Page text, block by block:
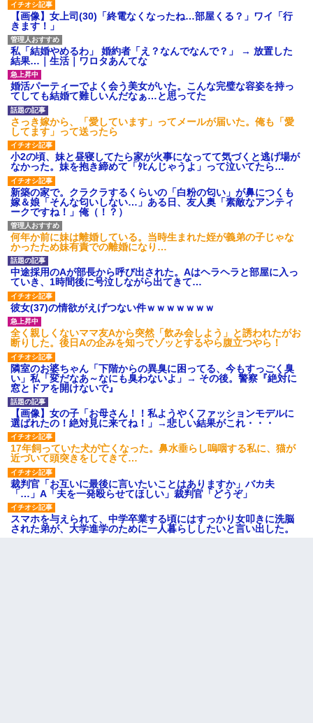
タ
後続車にクラクションを鳴ら
され彼氏が逆切れ。「何クラク
ション鳴らしてんだ！降りてこ
いよ！」と怒鳴りだし...
【衝撃】報酬100万円超の治験
募集がこちらｗｗｗｗｗ(※画像
あり)
【ネット騒然】惨殺されたタ
ワマン頂き女子のこの動画、す
げえええええｗｗｗｗｗｗｗｗ
ｗｗｗ
【愕然】白のクラウン俺氏、
高速道路左車線を制限速度で走
った結果wwwwwwwwwwww
百年の恋12-899 食べた量を
張り合ってくる
【悲報】佐藤輝明・・・２軍
でも盛大にやらかす←あまり悲
しませないでくれ
【画像】女上司(30)「終電なくなったね…部屋くる？」ワイ「行
きます！」
私「結婚やめるわ」 婚約者「え？なんでなんで？」 → 放置した
結果…｜生活｜ワロタあんてな
婚活パーティーでよく会う美女がいた。こんな完璧な容姿を持っ
てしても結婚て難しいんだなぁ…と思ってた
さっき嫁から、「愛しています」ってメールが届いた。俺も「愛
してます」って送ったら
小2の頃、妹と昼寝してたら家が火事になってて気づくと逃げ場が
なかった。妹を抱き締めて「ﾀﾋんじゃうよ」って泣いてたら…
新築の家で。クラクラするくらいの「白粉の匂い」が鼻につくも
嫁＆娘「そんな匂いしない…」ある日、友人奥「素敵なアンティ
ークですね！」俺（！？）
何年か前に妹は離婚している。当時生まれた姪が義弟の子じゃな
かったため妹有責での離婚になり…
中途採用のAが部長から呼び出された。Aはヘラヘラと部屋に入っ
ていき、1時間後に号泣しながら出てきて…
彼女(37)の情欲がえげつない件ｗｗｗｗｗｗｗ
全く親しくないママ友Aから突然「飲み会しよう」と誘われたがお
断りした。後日Aの企みを知ってゾッとするやら腹立つやら！
隣室のお婆ちゃん「下階からの異臭に困ってる、今もすっごく臭
い」私「変だなあ～なにも臭わないよ」→ その後。警察『絶対に
窓とドアを開けないで』
【画像】女の子「お母さん！！私ようやくファッションモデルに
選ばれたの！絶対見に来てね！」→悲しい結果がこれ・・・
17年飼っていた犬が亡くなった。鼻水垂らし嗚咽する私に、猫が
近づいて頭突きをしてきて…
裁判官「お互いに最後に言いたいことはありますか」バカ夫
「…」A「夫を一発殴らせてほしい」裁判官「どうぞ」
スマホを与えられて、中学卒業する頃にはすっかり女叩きに洗脳
された弟が、大学進学のために一人暮らししたいと言い出した。